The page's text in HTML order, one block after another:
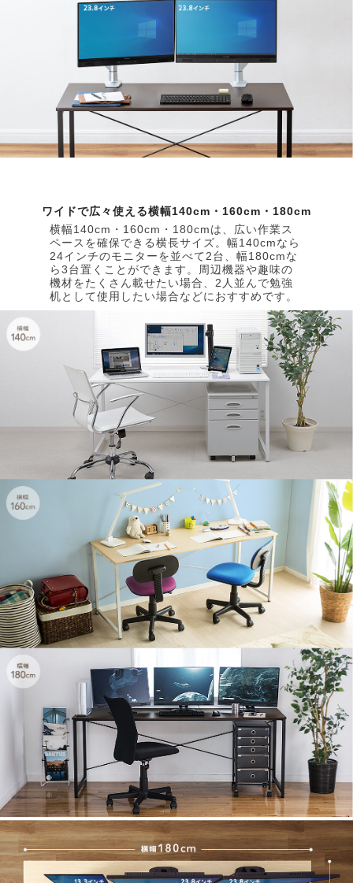
ワイドで広々使える横幅140cm・160cm・180cm
横幅140cm・160cm・180cmは、広い作業ス
ペースを確保できる横長サイズ。幅140cmなら
24インチのモニターを並べて2台、幅180cmな
ら3台置くことができます。周辺機器や趣味の
機材をたくさん載せたい場合、2人並んで勉強
机として使用したい場合などにおすすめです。